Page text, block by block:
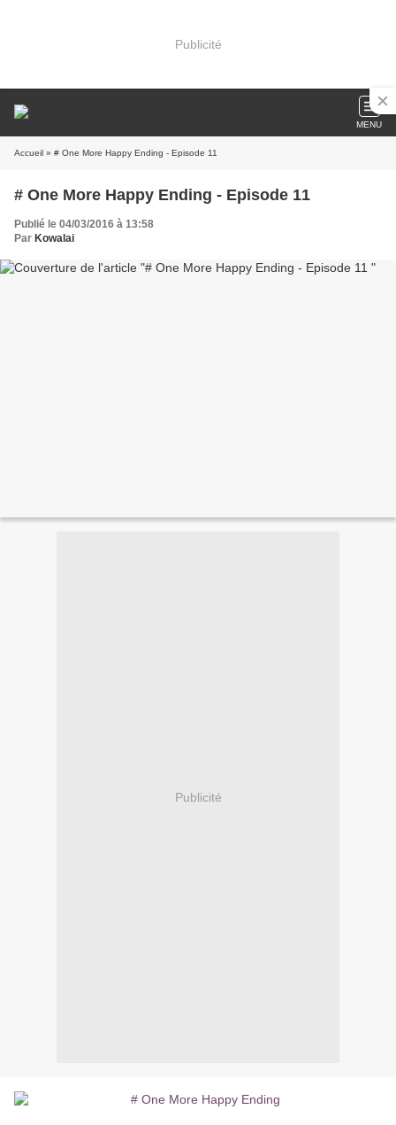
Publicité
MENU
Accueil » # One More Happy Ending - Episode 11
# One More Happy Ending - Episode 11
Publié le 04/03/2016 à 13:58
Par Kowalai
Publicité